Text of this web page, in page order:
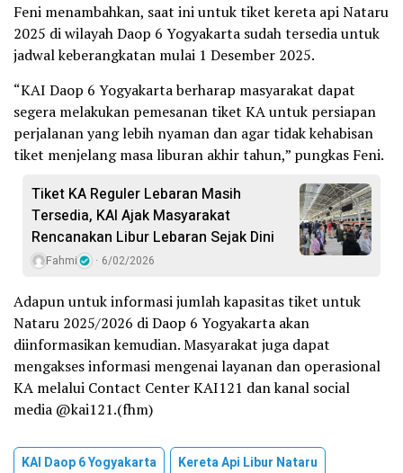
Feni menambahkan, saat ini untuk tiket kereta api Nataru
2025 di wilayah Daop 6 Yogyakarta sudah tersedia untuk
jadwal keberangkatan mulai 1 Desember 2025.
“KAI Daop 6 Yogyakarta berharap masyarakat dapat
segera melakukan pemesanan tiket KA untuk persiapan
perjalanan yang lebih nyaman dan agar tidak kehabisan
tiket menjelang masa liburan akhir tahun,” pungkas Feni.
Tiket KA Reguler Lebaran Masih
Tersedia, KAI Ajak Masyarakat
Rencanakan Libur Lebaran Sejak Dini
Fahmi 6/02/2026
Adapun untuk informasi jumlah kapasitas tiket untuk
Nataru 2025/2026 di Daop 6 Yogyakarta akan
diinformasikan kemudian. Masyarakat juga dapat
mengakses informasi mengenai layanan dan operasional
KA melalui Contact Center KAI121 dan kanal social
media @kai121.(fhm)
KAI Daop 6 Yogyakarta
Kereta Api Libur Nataru